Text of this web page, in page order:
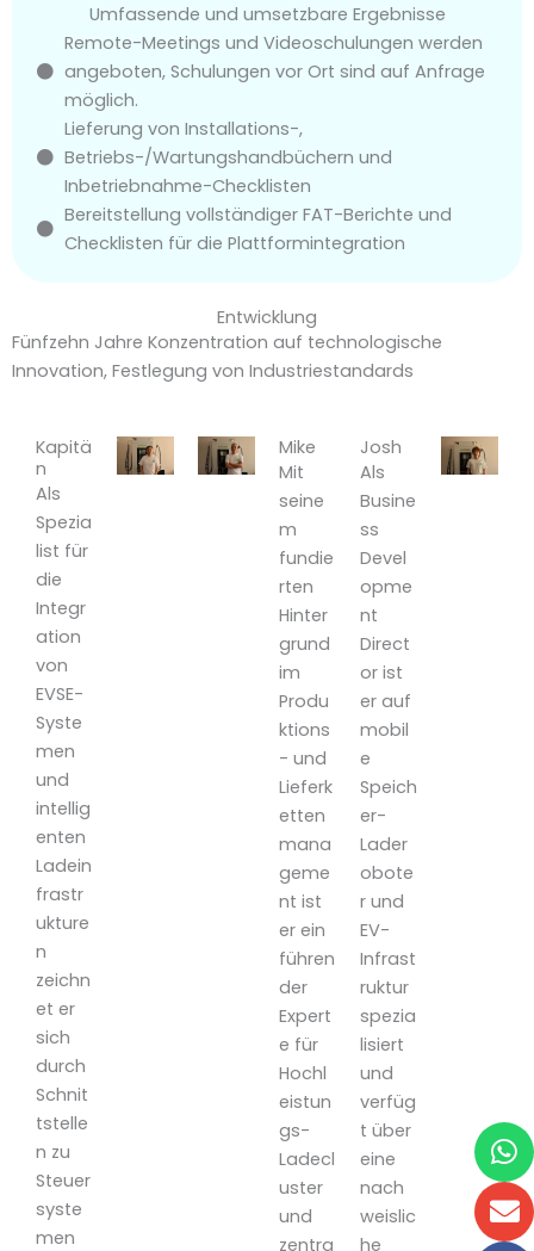
Umfassende und umsetzbare Ergebnisse
Remote-Meetings und Videoschulungen werden
angeboten, Schulungen vor Ort sind auf Anfrage
möglich.
Lieferung von Installations-,
Betriebs-/Wartungshandbüchern und
Inbetriebnahme-Checklisten
Bereitstellung vollständiger FAT-Berichte und
Checklisten für die Plattformintegration
Entwicklung
Fünfzehn Jahre Konzentration auf technologische
Innovation, Festlegung von Industriestandards
Kapitä
n
Als
Spezia
list für
die
Integr
ation
von
EVSE-
Syste
men
und
intellig
enten
Ladein
frastr
ukture
n
zeichn
et er
sich
durch
Schnit
tstelle
n zu
Steuer
syste
men
Mike
Mit
seine
m
fundie
rten
Hinter
grund
im
Produ
ktions
- und
Lieferk
etten
mana
geme
nt ist
er ein
führen
der
Expert
e für
Hochl
eistun
gs-
Ladecl
uster
und
zentra
Josh
Als
Busine
ss
Devel
opme
nt
Direct
or ist
er auf
mobil
e
Speich
er-
Lader
obote
r und
EV-
Infrast
ruktur
spezia
lisiert
und
verfüg
t über
eine
nach
weislic
he